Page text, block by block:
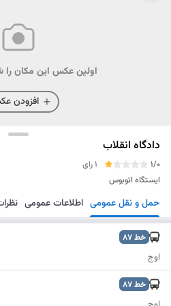
اولین عکس این مکان را
افزودن
دادگاه انقلاب
1/0
1 رای
ایستگاه اتوبوس
مسیریابی ذخیره حمل و نقل عمومی اطلاعات عمومی
خط87
اوج
خط87